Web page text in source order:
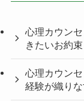
心理カウン
きたいお約束
心理カウン
経験が織り